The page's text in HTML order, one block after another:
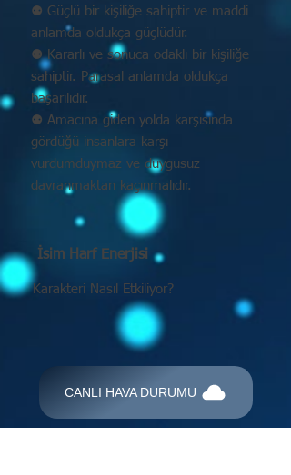
⚉ Güçlü bir kişiliğe sahiptir ve maddi
anlamda oldukça güçlüdür.
⚉ Kararlı ve sonuca odaklı bir kişiliğe
sahiptir. Parasal anlamda oldukça
başarılıdır.
⚉ Amacına giden yolda karşısında
gördüğü insanlara karşı
vurdumduymaz ve duygusuz
davranmaktan kaçınmalıdır.
İsim Harf Enerjisi
Karakteri Nasıl Etkiliyor?
CANLI HAVA DURUMU